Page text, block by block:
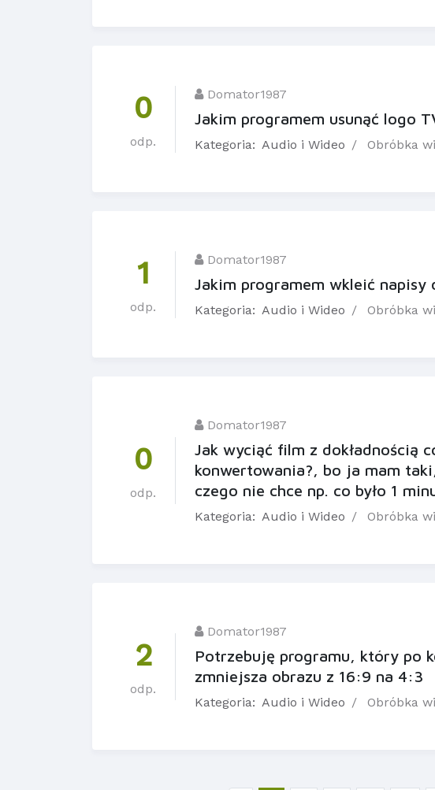
0
odp.
Domator1987
Jakim programem usunąć logo
Kategoria: Audio i Wideo Obróbka
1
odp.
Domator1987
Jakim programem wkleić napisy
Kategoria: Audio i Wideo Obróbka
0
odp.
Domator1987
Jak wyciąć film z dokładnością
konwertowania?, bo ja mam
czego nie chce np. co było 1
Kategoria: Audio i Wideo Obróbka
2
odp.
Domator1987
Potrzebuję programu, który po
zmniejsza obrazu z 16:9 na 4:3
Kategoria: Audio i Wideo Obróbka